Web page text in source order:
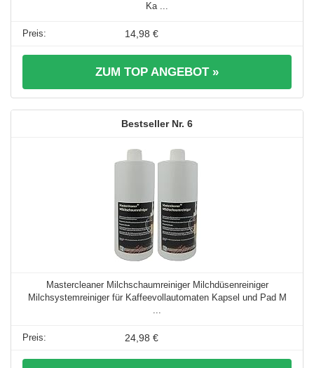
Ka ...
14,98 €
ZUM TOP ANGEBOT »
6
Mastercleaner Milchschaumreiniger Milchdüsenreiniger
Milchsystemreiniger für Kaffeevollautomaten Kapsel und Pad M
...
24,98 €